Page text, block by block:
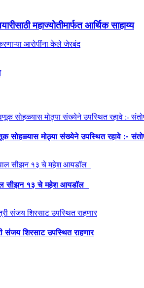
महाज्योतीमार्फत आर्थिक साहाय्य
सोहळ्यास मोठ्या संख्येने उपस्थित रहावे :-
सीझन १३ चे महेश आयडॉल
संजय शिरसाट उपस्थित राहणार